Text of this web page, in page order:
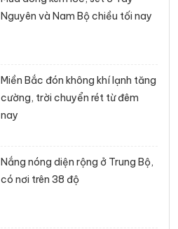
Nguyên và Nam Bộ chiều tối nay
Miền Bắc đón không khí lạnh tăng
cường, trời chuyển rét từ đêm
nay
Nắng nóng diện rộng ở Trung Bộ,
có nơi trên 38 độ